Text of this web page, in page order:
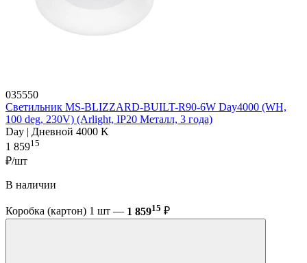
035550
Светильник MS-BLIZZARD-BUILT-R90-6W Day4000 (WH,
100 deg, 230V) (Arlight, IP20 Металл, 3 года)
Day | Дневной 4000 K
1 85915
₽/шт
В наличии
Коробка (картон) 1 шт — 1 85915 ₽